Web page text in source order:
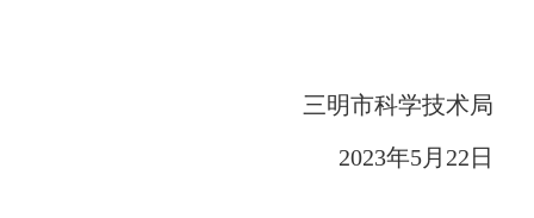
三明市科学技术局
2023年5月22日